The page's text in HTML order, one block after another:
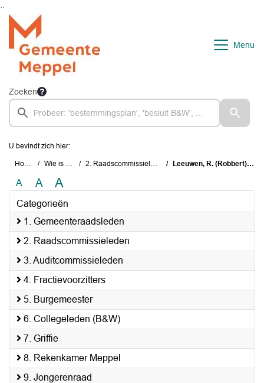
Ga naar de inhoud van deze pagina
Ga naar het zoeken
Ga naar het menu
Menu
Zoeken
U bevindt zich hier:
Home Wie is wie 2. Raadscommissieleden Leeuwen, R. (Robbert) van
A A A
Categorieën
1. Gemeenteraadsleden
2. Raadscommissieleden
3. Auditcommissieleden
4. Fractievoorzitters
5. Burgemeester
6. Collegeleden (B&W)
7. Griffie
8. Rekenkamer Meppel
9. Jongerenraad